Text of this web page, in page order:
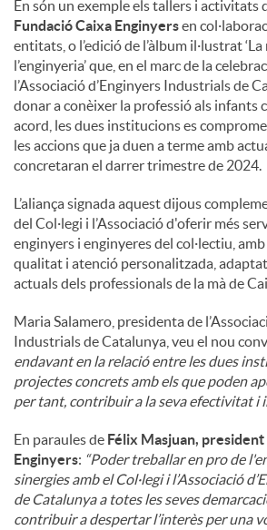
En són un exemple els tallers i activitats
Fundació Caixa Enginyersen
entitats, o l’edició de l’àlbum il·lustrat
l’enginyeria’ que, en el marc de la
l’Associació d’Enginyers Industrials de
donar a conèixer la professió als infants
acord, les dues institucions es
les accions que ja duen a terme amb
concretaran el darrer trimestre de 2024.
L’aliança signada aquest dijous
del Col·legi i l’Associació d'oferir més
enginyers i enginyeres del col·lectiu,
qualitat i atenció personalitzada,
actuals dels professionals de la mà de
Maria Salamero, presidenta de
Industrials de Catalunya, veu el nou
endavant en la relació entre les dues
projectes concrets amb els que poden
per tant, contribuir a la seva efectivitat i
En paraules de Félix Masjuan,
Enginyers: “Poder treballar en pro de
sinergies amb el Col·legi i l’Associació
de Catalunya a totes les seves
contribuir a despertar l’interès per una